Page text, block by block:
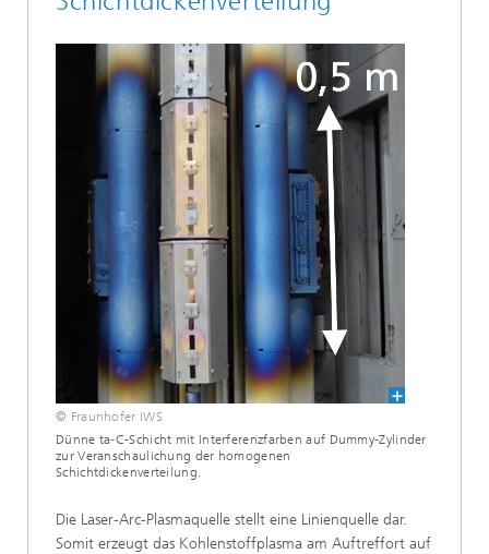
© Fraunhofer IWS
Dünne ta‑C-Schicht mit Interferenzfarben auf Dummy-Zylinder
zur Veranschaulichung der homogenen
Schichtdickenverteilung.
Die Laser-Arc-Plasmaquelle stellt eine Linienquelle dar.
Somit erzeugt das Kohlenstoffplasma am Auftreffort auf